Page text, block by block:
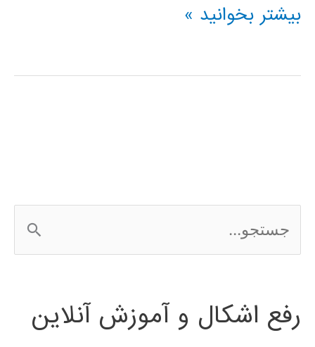
بسته
داده
بیشتر بخوانید »
س
ج
رفع اشکال و آموزش آنلاین